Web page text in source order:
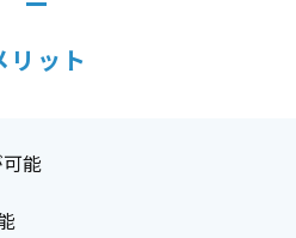
リット
能